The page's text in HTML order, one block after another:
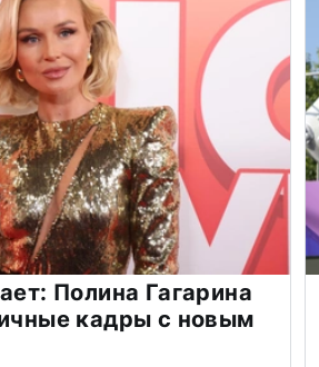
Полина Гагарина
кадры с новым